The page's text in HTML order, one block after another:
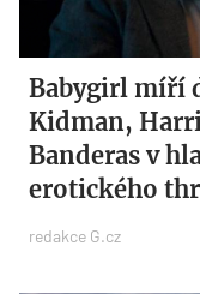
Babygirl míří
Kidman,
Banderas v
erotického
redakce G.cz